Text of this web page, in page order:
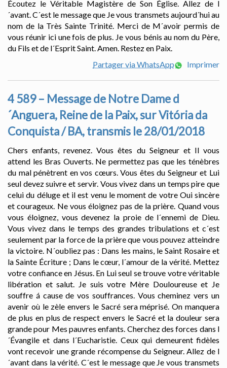
Écoutez le Véritable Magistère de Son Église. Allez de l
´avant. C´est le message que Je vous transmets aujourd´hui au
nom de la Très Sainte Trinité. Merci de M´avoir permis de
vous réunir ici une fois de plus. Je vous bénis au nom du Père,
du Fils et de l´Esprit Saint. Amen. Restez en Paix.
Partager via WhatsApp
Imprimer
4 589 – Message de Notre Dame d
´Anguera, Reine de la Paix, sur Vitória da
Conquista / BA, transmis le 28/01/2018
Chers enfants, revenez. Vous êtes du Seigneur et Il vous
attend les Bras Ouverts. Ne permettez pas que les ténèbres
du mal pénètrent en vos cœurs. Vous êtes du Seigneur et Lui
seul devez suivre et servir. Vous vivez dans un temps pire que
celui du déluge et il est venu le moment de votre Oui sincère
et courageux. Ne vous éloignez pas de la prière. Quand vous
vous éloignez, vous devenez la proie de l´ennemi de Dieu.
Vous vivez dans le temps des grandes tribulations et c´est
seulement par la force de la prière que vous pouvez atteindre
la victoire. N´oubliez pas : Dans les mains, le Saint Rosaire et
la Sainte Écriture ; Dans le cœur, l´amour de la vérité. Mettez
votre confiance en Jésus. En Lui seul se trouve votre véritable
libération et salut. Je suis votre Mère Douloureuse et Je
souffre á cause de vos souffrances. Vous cheminez vers un
avenir où le zèle envers le Sacré sera méprisé. On manquera
de plus en plus de respect envers le Sacré et la douleur sera
grande pour Mes pauvres enfants. Cherchez des forces dans l
´Évangile et dans l´Eucharistie. Ceux qui demeurent fidèles
vont recevoir une grande récompense du Seigneur. Allez de l
´avant dans la vérité. C´est le message que Je vous transmets